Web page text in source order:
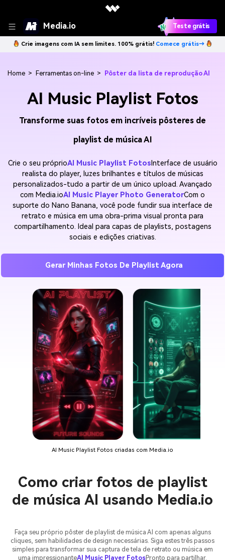
Media.io Teste grátis
Crie imagens com IA sem limites. 100% grátis! Comece grátis→
Home > Ferramentas on-line > Pôster da lista de reprodução AI
AI Music Playlist Fotos
Transforme suas fotos em incríveis pôsteres de
playlist de música AI
Crie o seu próprioAI Music Playlist Fotos Interface de usuário
realista do player, luzes brilhantes e títulos de músicas
personalizados-tudo a partir de um único upload. Avançado
com Media.ioAI Music Player Photo GeneratorCom o
suporte do Nano Banana, você pode fundir sua interface de
retrato e música em uma obra-prima visual pronta para
compartilhamento. Ideal para capas de playlists, postagens
sociais e edições criativas.
Gerar Minhas Fotos De Playlist Agora
AI Music Playlist Fotos criadas com Media.io
Como criar fotos de playlist
de música AI usando Media.io
Faça seu próprio pôster de playlist de música AI com apenas alguns
cliques, sem habilidades de design necessárias. Siga estes três passos
simples para transformar sua captura de tela de retrato ou música em
uma impressionanteAI Music Player FotosPronto para partilhar.